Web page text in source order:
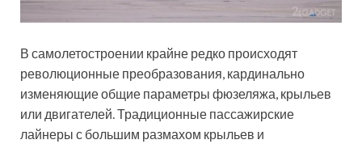
В самолетостроении крайне редко происходят
революционные преобразования, кардинально
изменяющие общие параметры фюзеляжа, крыльев
или двигателей. Традиционные пассажирские
лайнеры с большим размахом крыльев и